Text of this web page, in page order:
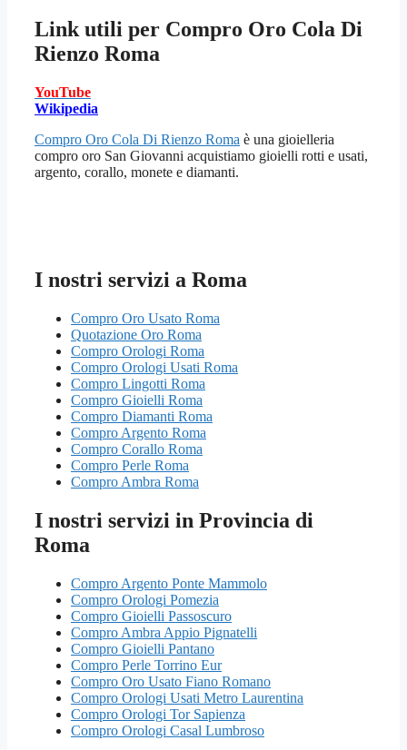
Link utili per Compro Oro Cola Di
Rienzo Roma
YouTube
Wikipedia
Compro Oro Cola Di Rienzo Roma è una gioielleria
compro oro San Giovanni acquistiamo gioielli rotti e usati,
argento, corallo, monete e diamanti.
I nostri servizi a Roma
Compro Oro Usato Roma
Quotazione Oro Roma
Compro Orologi Roma
Compro Orologi Usati Roma
Compro Lingotti Roma
Compro Gioielli Roma
Compro Diamanti Roma
Compro Argento Roma
Compro Corallo Roma
Compro Perle Roma
Compro Ambra Roma
I nostri servizi in Provincia di
Roma
Compro Argento Ponte Mammolo
Compro Orologi Pomezia
Compro Gioielli Passoscuro
Compro Ambra Appio Pignatelli
Compro Gioielli Pantano
Compro Perle Torrino Eur
Compro Oro Usato Fiano Romano
Compro Orologi Usati Metro Laurentina
Compro Orologi Tor Sapienza
Compro Orologi Casal Lumbroso